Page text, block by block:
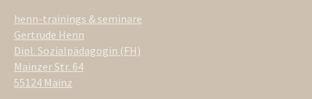
henn-trainings & seminare
Gertrude Henn
Dipl. Sozialpädagogin (FH)
Mainzer Str. 64
55124 Mainz